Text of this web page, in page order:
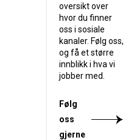
oversikt over
hvor du finner
oss i sosiale
kanaler. Følg oss,
og få et større
innblikk i hva vi
jobber med.
Følg
oss
gjerne